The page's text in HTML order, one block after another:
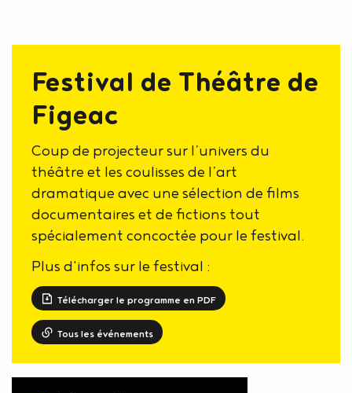
Festival de Théâtre de
Figeac
Coup de projecteur sur l’univers du
théâtre et les coulisses de l’art
dramatique avec une sélection de films
documentaires et de fictions tout
spécialement concoctée pour le festival.
Plus d'infos sur le festival :
Télécharger le programme en PDF
Tous les événements